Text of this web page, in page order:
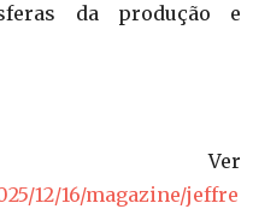
da produção e
12/16/magazine/jeffre